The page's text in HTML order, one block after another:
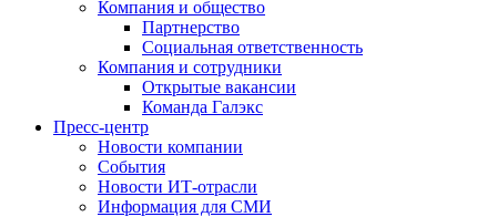
Компания и общество
Партнерство
Социальная ответственность
Компания и сотрудники
Открытые вакансии
Команда Галэкс
Пресс-центр
Новости компании
События
Новости ИТ-отрасли
Информация для СМИ